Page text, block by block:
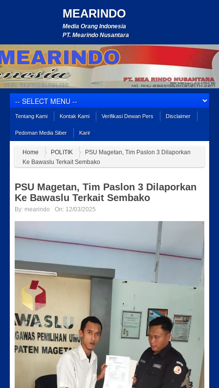
MEARINDO
Media Orang Indonesia
PT. Mearindo Nusantara
Tentang Kami Kontak Kami Verifikasi Dewan Pers Disclaimer
Pedoman Media Siber Karir
Home POLITIK
PSU Magetan, Tim Paslon 3 Dilaporkan
Ke Bawaslu Terkait Sembako
PSU Magetan, Tim Paslon 3 Dilaporkan
Ke Bawaslu Terkait Sembako
By: mearindo On: 12/03/2025